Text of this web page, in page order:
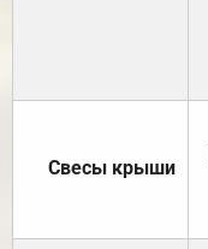
Свесы крыши